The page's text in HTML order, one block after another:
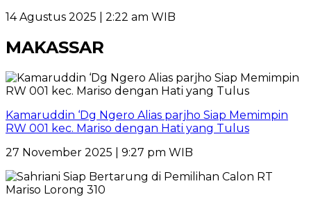
14 Agustus 2025 | 2:22 am WIB
MAKASSAR
Kamaruddin ‘Dg Ngero Alias parjho Siap Memimpin
RW 001 kec. Mariso dengan Hati yang Tulus
27 November 2025 | 9:27 pm WIB